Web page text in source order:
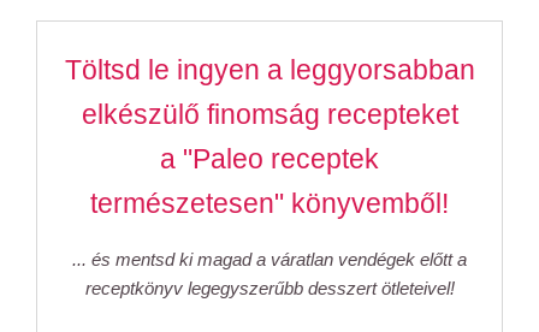
Töltsd le ingyen a leggyorsabban
elkészülő finomság recepteket
a "Paleo receptek
természetesen" könyvemből!
... és mentsd ki magad a váratlan vendégek előtt a
receptkönyv legegyszerűbb desszert ötleteivel!